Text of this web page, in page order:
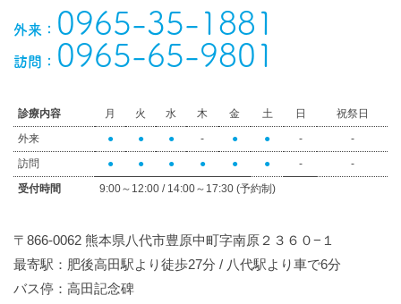
外来： 0965-35-1881
訪問： 0965-65-9801
診療内容 月 火 水 木 金 土 日
祝祭日
外来
● ● ● - ● ● -
-
訪問
● ● ● ● ● ● -
-
受付時間
9:00～12:00 / 14:00～17:30 (予約制)
〒866-0062 熊本県八代市豊原中町字南原２３６０−１
最寄駅：肥後高田駅より徒歩27分 / 八代駅より車で6分
バス停：高田記念碑